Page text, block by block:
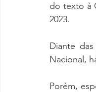
do texto à
2023.
Diante
Nacional,
Porém,